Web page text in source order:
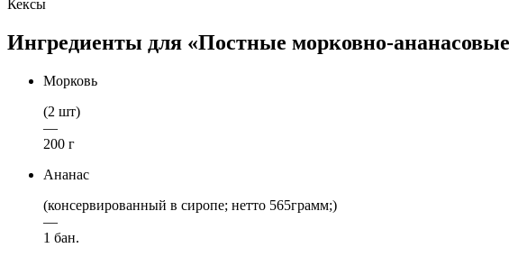
Кексы
Ингредиенты для «Постные морковно-
Морковь
(2 шт)
—
200 г
Ананас
(консервированный в сиропе; нетто 565грамм;)
—
1 бан.